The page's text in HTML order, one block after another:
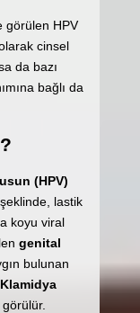
görülen HPV
cinsel
da bazı
bağlı da
(HPV)
lastik
koyu viral
genital
bulunan
Klamidya